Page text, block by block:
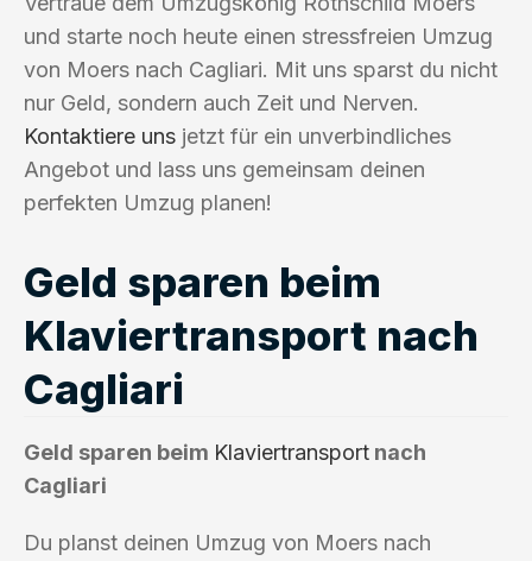
und starte noch heute einen stressfreien Umzug
von Moers nach Cagliari. Mit uns sparst du nicht
nur Geld, sondern auch Zeit und Nerven.
Kontaktiere uns jetzt für ein unverbindliches
Angebot und lass uns gemeinsam deinen
perfekten Umzug planen!
Geld sparen beim
Klaviertransport nach
Cagliari
Geld sparen beim Klaviertransport nach
Cagliari
Du planst deinen Umzug von Moers nach